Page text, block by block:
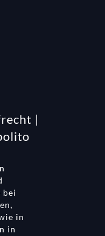
|
bei
in
in